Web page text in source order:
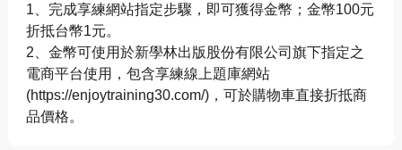
1、完成享練網站指定步驟，即可獲得金幣；金幣100元
折抵台幣1元。
2、金幣可使用於新學林出版股份有限公司旗下指定之
電商平台使用，包含享練線上題庫網站
(https://enjoytraining30.com/)，可於購物車直接折抵商
品價格。